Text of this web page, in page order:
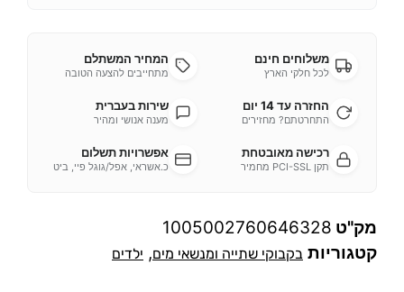
משלוחים חינם
לכל חלקי הארץ
המחיר המשתלם
מתחייבים להצעה הטובה
החזרה עד 14 יום
התחרטתם? מחזירים
שירות בעברית
מענה אנושי ומהיר
רכישה מאובטחת
תקן PCI-SSL מחמיר
אפשרויות תשלום
כ.אשראי, אפל/גוגל פיי, ביט
מק"ט 1005002760646328
קטגוריות בקבוקי שתייה ומנשאי מים, ילדים